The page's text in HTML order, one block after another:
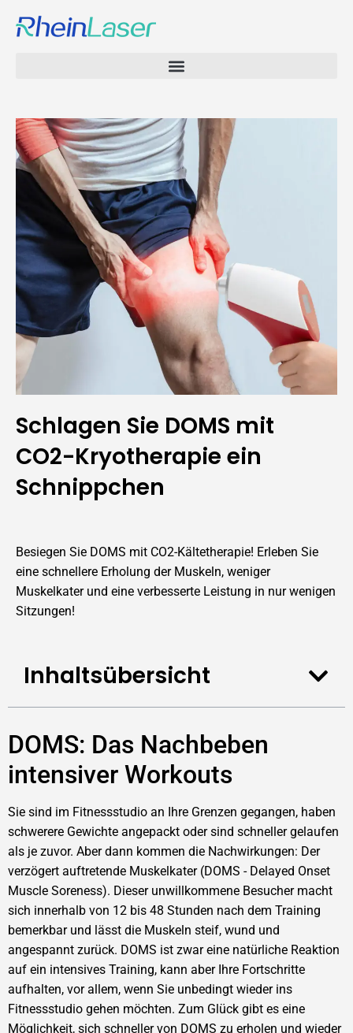
Schlagen Sie DOMS mit
CO2-Kryotherapie ein
Schnippchen
Besiegen Sie DOMS mit CO2-Kältetherapie! Erleben Sie
eine schnellere Erholung der Muskeln, weniger
Muskelkater und eine verbesserte Leistung in nur wenigen
Sitzungen!
Inhaltsübersicht
DOMS: Das Nachbeben
intensiver Workouts
Sie sind im Fitnessstudio an Ihre Grenzen gegangen, haben
schwerere Gewichte angepackt oder sind schneller gelaufen
als je zuvor. Aber dann kommen die Nachwirkungen: Der
verzögert auftretende Muskelkater (DOMS - Delayed Onset
Muscle Soreness). Dieser unwillkommene Besucher macht
sich innerhalb von 12 bis 48 Stunden nach dem Training
bemerkbar und lässt die Muskeln steif, wund und
angespannt zurück. DOMS ist zwar eine natürliche Reaktion
auf ein intensives Training, kann aber Ihre Fortschritte
aufhalten, vor allem, wenn Sie unbedingt wieder ins
Fitnessstudio gehen möchten. Zum Glück gibt es eine
Möglichkeit, sich schneller von DOMS zu erholen und wieder